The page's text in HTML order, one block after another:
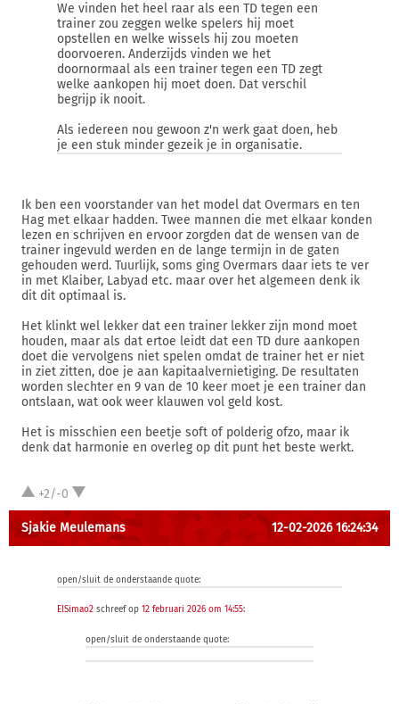
We vinden het heel raar als een TD tegen een
trainer zou zeggen welke spelers hij moet
opstellen en welke wissels hij zou moeten
doorvoeren. Anderzijds vinden we het
doornormaal als een trainer tegen een TD zegt
welke aankopen hij moet doen. Dat verschil
begrijp ik nooit.
Als iedereen nou gewoon z'n werk gaat doen, heb
je een stuk minder gezeik je in organisatie.
Ik ben een voorstander van het model dat Overmars en ten
Hag met elkaar hadden. Twee mannen die met elkaar konden
lezen en schrijven en ervoor zorgden dat de wensen van de
trainer ingevuld werden en de lange termijn in de gaten
gehouden werd. Tuurlijk, soms ging Overmars daar iets te ver
in met Klaiber, Labyad etc. maar over het algemeen denk ik
dit dit optimaal is.
Het klinkt wel lekker dat een trainer lekker zijn mond moet
houden, maar als dat ertoe leidt dat een TD dure aankopen
doet die vervolgens niet spelen omdat de trainer het er niet
in ziet zitten, doe je aan kapitaalvernietiging. De resultaten
worden slechter en 9 van de 10 keer moet je een trainer dan
ontslaan, wat ook weer klauwen vol geld kost.
Het is misschien een beetje soft of polderig ofzo, maar ik
denk dat harmonie en overleg op dit punt het beste werkt.
+2/-0
Sjakie Meulemans 12-02-2026 16:24:34
open/sluit de onderstaande quote:
ElSimao2 schreef op 12 februari 2026 om 14:55:
open/sluit de onderstaande quote: